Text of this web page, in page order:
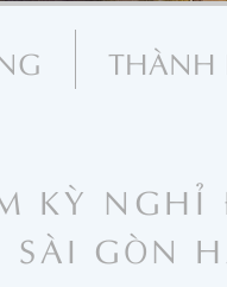
THÀNH
KỲ NGHỈ
SÀI GÒN